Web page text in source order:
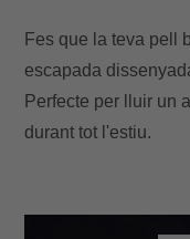
Fes que la teva pell
escapada
Perfecte per lluir un
durant tot l'estiu.